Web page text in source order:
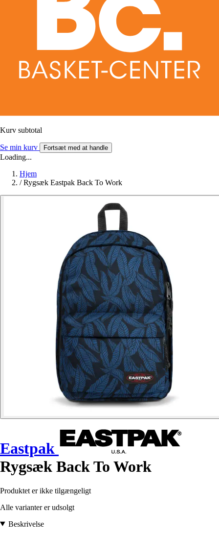
Kurv subtotal
Se min kurv Fortsæt med at handle
Loading...
Hjem
/ Rygsæk Eastpak Back To Work
Eastpak
Rygsæk Back To Work
Produktet er ikke tilgængeligt
Alle varianter er udsolgt
Beskrivelse